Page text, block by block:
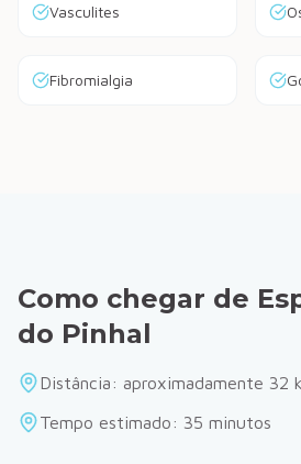
Vasculites
Fibromialgia
Como chegar de
do Pinhal
Distância: aproximadamente 32
Tempo estimado: 35 minutos